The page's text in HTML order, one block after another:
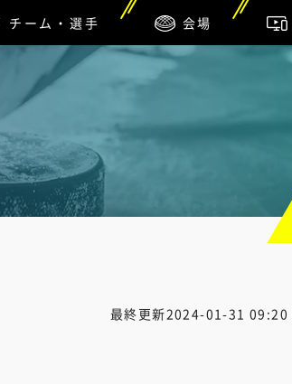
チーム・選手 会場
最終更新2024-01-31 09:20